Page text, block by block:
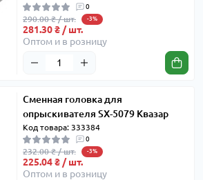
0
290.00 ₴ / шт. -3%
281.30 ₴ / шт.
Оптом и в розницу
Сменная головка для
опрыскивателя SX-5079 Квазар
Код товара: 333384
0
232.00 ₴ / шт. -3%
225.04 ₴ / шт.
Оптом и в розницу